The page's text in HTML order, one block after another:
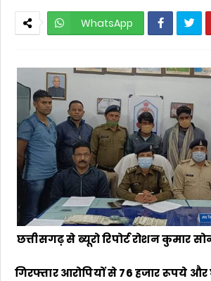
WhatsApp
छत्तीसगढ़ से ब्यूरो रिपोर्ट रोशन कुमार
गिरफ्तार आरोपियों से 76 हजार रूपये और